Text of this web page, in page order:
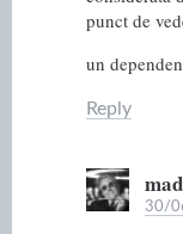
punct de
un
Reply
30/